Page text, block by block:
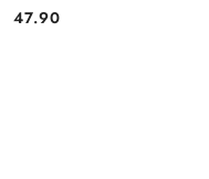
Cena:
47.90